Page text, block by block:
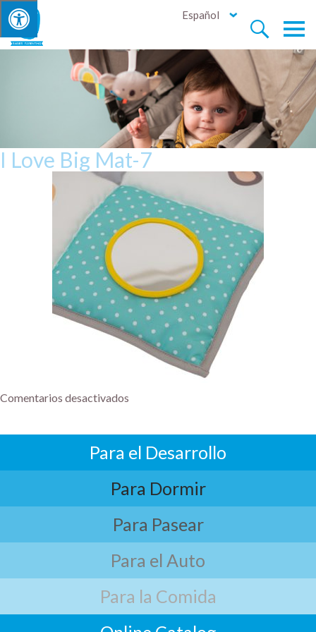


Español
I Love Big Mat-7
Comentarios desactivados
Para el Desarrollo
Para Dormir
Para Pasear
Para el Auto
Para la Comida